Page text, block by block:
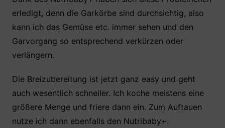
erledigt, denn die Garkörbe sind durchsichtig, also
kann ich das Gemüse etc. immer sehen und den
Garvorgang so entsprechend verkürzen oder
verlängern.
Die Breizubereitung ist jetzt ganz easy und geht
auch wesentlich schneller. Ich koche meistens eine
größere Menge und friere dann ein. Zum Auftauen
nutze ich dann ebenfalls den Nutribaby+.